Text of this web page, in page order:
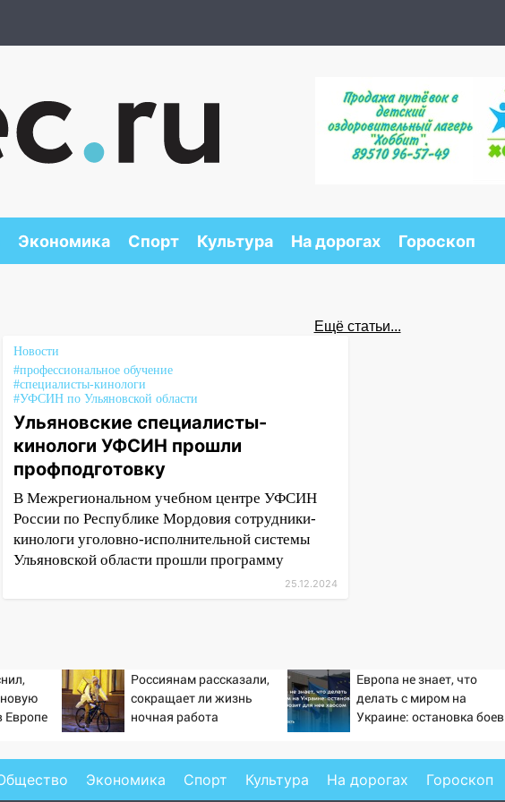
Экономика Спорт Культура На дорогах Гороскоп
Ещё статьи...
Новости
#профессиональное обучение
#специалисты-кинологи
#УФСИН по Ульяновской области
Ульяновские специалисты-
кинологи УФСИН прошли
профподготовку
В Межрегиональном учебном центре УФСИН
России по Республике Мордовия сотрудники-
кинологи уголовно-исполнительной системы
Ульяновской области прошли программу
25.12.2024
Европе
Россиянам рассказали,
сокращает ли жизнь
ночная работа
Европа не знает, что
делать с миром на
Украине: остановка боев
Экономика Спорт Культура На дорогах Гороскоп